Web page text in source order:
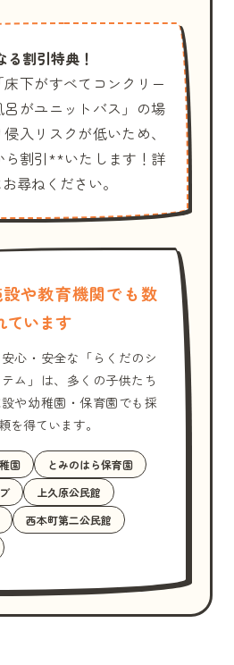
割引特典！
下がすべてコンクリー
呂がユニットバス」の場
入リスクが低いため、
割引**いたします！詳
尋ねください。
や教育機関でも数
ています
心・安全な「らくだのシ
ム」は、多くの子供たち
や幼稚園・保育園でも採
を得ています。
園
とみのはら保育園
上久原公民館
西本町第二公民館